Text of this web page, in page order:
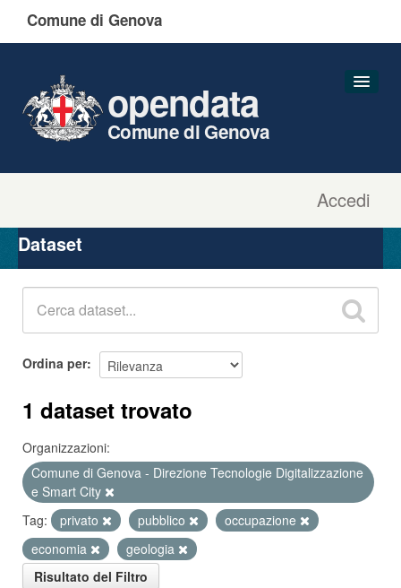
Comune di Genova
Accedi
opendata
Comune di Genova
Organizzazioni
Gruppi
Dataset
Ordina per
1 dataset trovato
Organizzazioni:
Comune di Genova - Direzione Tecnologie Digitalizzazione
e Smart City
Tag:
privato pubblico
occupazione
economia
geologia
Risultato del Filtro